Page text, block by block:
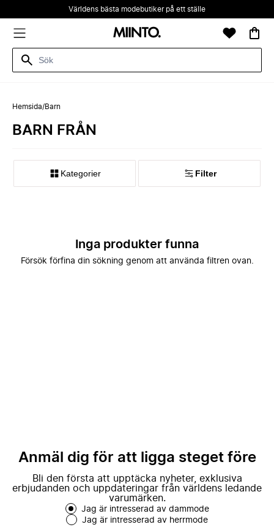
Världens bästa modebutiker på ett ställe
Hemsida/Barn
BARN FRÅN
Kategorier Filter
Inga produkter funna
Försök förfina din sökning genom att använda filtren ovan.
Anmäl dig för att ligga steget före
Bli den första att upptäcka nyheter, exklusiva
erbjudanden och uppdateringar från världens ledande
varumärken.
Jag är intresserad av dammode
Jag är intresserad av herrmode